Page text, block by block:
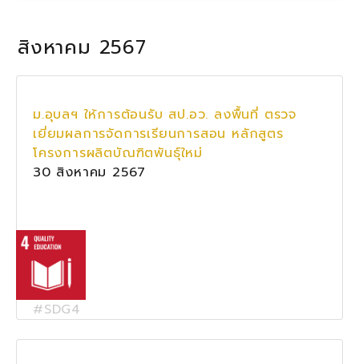
สิงหาคม 2567
ม.อุบลฯ ให้การต้อนรับ สป.อว. ลงพื้นที่ ตรวจ
เยี่ยมผลการจัดการเรียนการสอน หลักสูตร
โครงการผลิตบัณฑิตพันธุ์ใหม่
30 สิงหาคม 2567
#SDG4